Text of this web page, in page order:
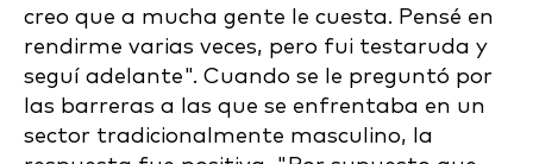
creo que a mucha gente le cuesta. Pensé en
rendirme varias veces, pero fui testaruda y
seguí adelante". Cuando se le preguntó por
las barreras a las que se enfrentaba en un
sector tradicionalmente masculino, la